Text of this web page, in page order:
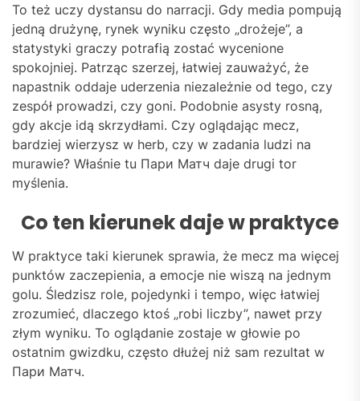
To też uczy dystansu do narracji. Gdy media pompują
jedną drużynę, rynek wyniku często „drożeje”, a
statystyki graczy potrafią zostać wycenione
spokojniej. Patrząc szerzej, łatwiej zauważyć, że
napastnik oddaje uderzenia niezależnie od tego, czy
zespół prowadzi, czy goni. Podobnie asysty rosną,
gdy akcje idą skrzydłami. Czy oglądając mecz,
bardziej wierzysz w herb, czy w zadania ludzi na
murawie? Właśnie tu Пари Матч daje drugi tor
myślenia.
Co ten kierunek daje w praktyce
W praktyce taki kierunek sprawia, że mecz ma więcej
punktów zaczepienia, a emocje nie wiszą na jednym
golu. Śledzisz role, pojedynki i tempo, więc łatwiej
zrozumieć, dlaczego ktoś „robi liczby”, nawet przy
złym wyniku. To oglądanie zostaje w głowie po
ostatnim gwizdku, często dłużej niż sam rezultat w
Пари Матч.